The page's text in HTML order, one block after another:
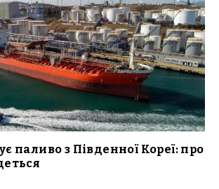
паливо з Південної Кореї: про